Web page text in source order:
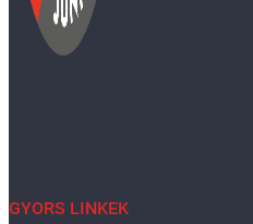
GYORS LINKEK